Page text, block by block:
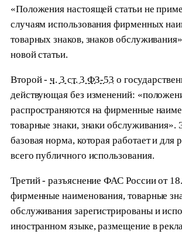
«Положения настоящей статьи не
случаям использования фирменных
товарных знаков, знаков
новой статьи.
Второй -ч. 3 ст. 3 ФЗ-53 о
действующая без изменений:
распространяются на фирменные
товарные знаки, знаки обслуживания».
базовая норма, которая работает и для
всего публичного использования.
Третий - разъяснение ФАС России от
фирменные наименования, товарные
обслуживания зарегистрированы и
иностранном языке, размещение в